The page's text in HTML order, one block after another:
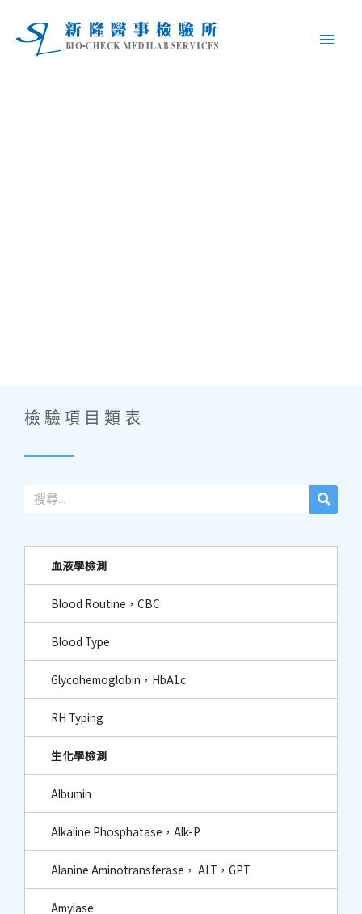
檢驗項目類表
血液學檢測
Blood Routine，CBC
Blood Type
Glycohemoglobin，HbA1c
RH Typing
生化學檢測
Albumin
Alkaline Phosphatase，Alk-P
Alanine Aminotransferase， ALT，GPT
Amylase